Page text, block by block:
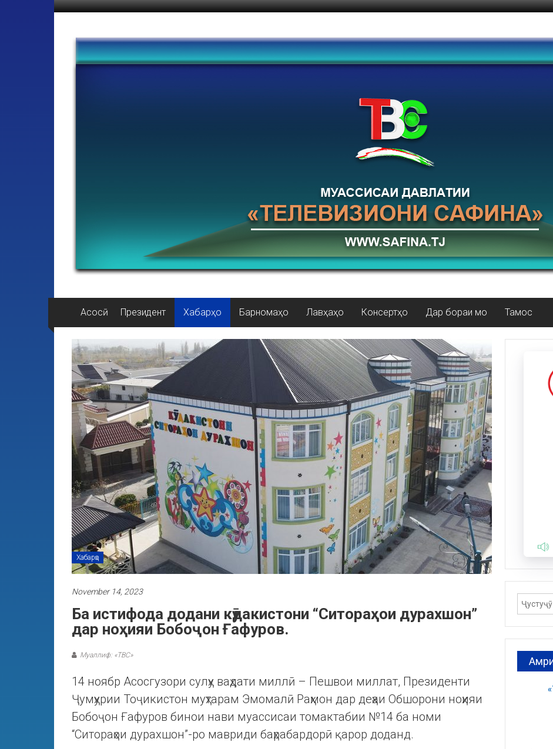
Асосӣ Президент Хабарҳо Барномаҳо Лавҳаҳо Консертҳо Дар бораи мо Тамос
Хабарҳо
November 14, 2023
Ба истифода додани кӯдакистони “Ситораҳои дурахшон”
дар ноҳияи Бобоҷон Ғафуров.
Муаллиф: «ТВС»
14 ноябр Асосгузори сулҳу ваҳдати миллӣ – Пешвои миллат, Президенти
Ҷумҳурии Тоҷикистон муҳтарам Эмомалӣ Раҳмон дар деҳаи Обшорони ноҳияи
Бобоҷон Ғафуров бинои нави муассисаи томактабии №14 ба номи
“Ситораҳои дурахшон”-ро мавриди баҳрабардорӣ қарор доданд.